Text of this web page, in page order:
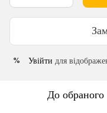
% Увійти для
До обраного